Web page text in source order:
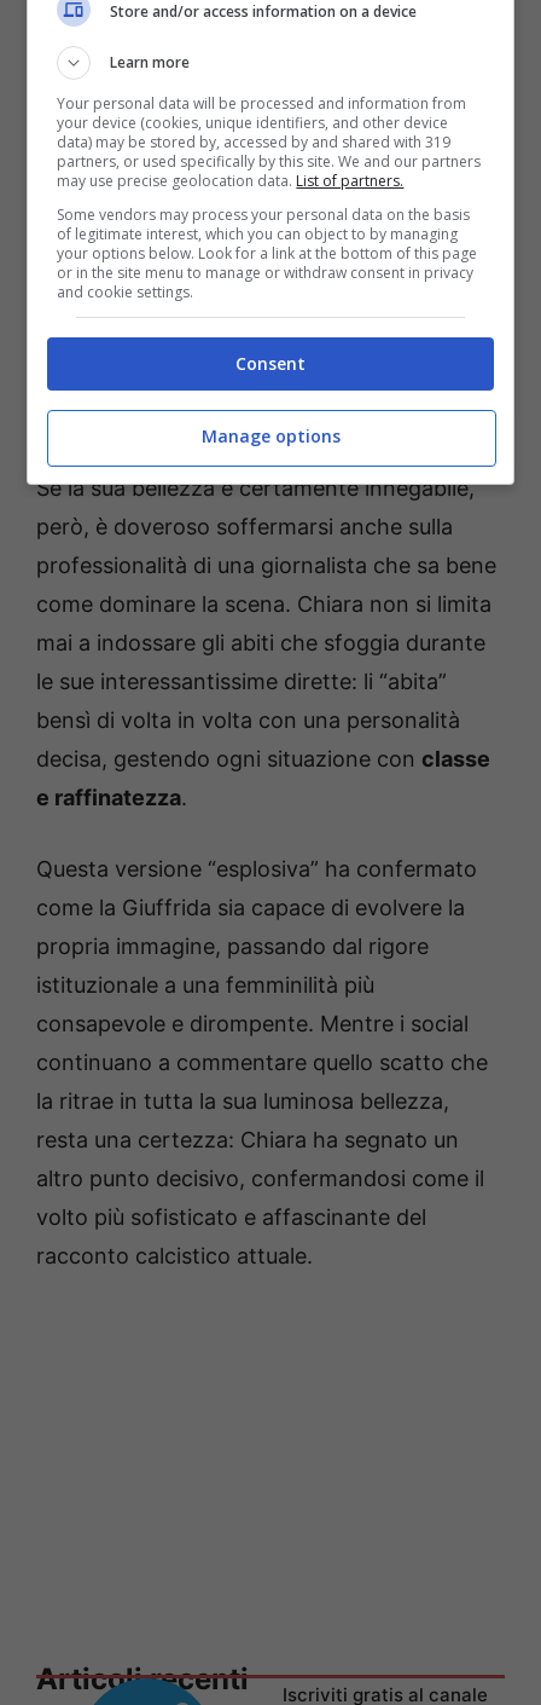
Chiara Giuffrida, una scollatura che lascia il segno
Se la sua bellezza è certamente innegabile,
però, è doveroso soffermarsi anche sulla
professionalità di una giornalista che sa bene
come dominare la scena. Chiara non si limita
mai a indossare gli abiti che sfoggia durante
le sue interessantissime dirette: li “abita”
bensì di volta in volta con una personalità
decisa, gestendo ogni situazione con classe
e raffinatezza.
Questa versione “esplosiva” ha confermato
come la Giuffrida sia capace di evolvere la
propria immagine, passando dal rigore
istituzionale a una femminilità più
consapevole e dirompente. Mentre i social
continuano a commentare quello scatto che
la ritrae in tutta la sua luminosa bellezza,
resta una certezza: Chiara ha segnato un
altro punto decisivo, confermandosi come il
volto più sofisticato e affascinante del
racconto calcistico attuale.
Articoli recenti
Iscriviti gratis al canale
Store and/or access information on a device
Learn more
Your personal data will be processed and information from
your device (cookies, unique identifiers, and other device
data) may be stored by, accessed by and shared with 319
partners, or used specifically by this site. We and our partners
may use precise geolocation data. List of partners.
Some vendors may process your personal data on the basis
of legitimate interest, which you can object to by managing
your options below. Look for a link at the bottom of this page
or in the site menu to manage or withdraw consent in privacy
and cookie settings.
Consent
Manage options